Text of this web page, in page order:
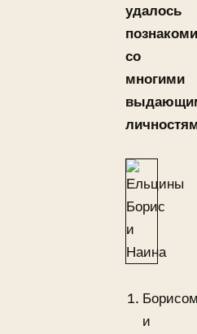
удалось
со
многими
и